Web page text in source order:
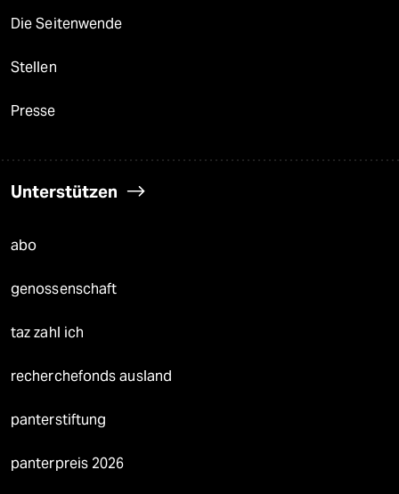
Die Seitenwende
Stellen
Presse
Unterstützen
abo
genossenschaft
taz zahl ich
recherchefonds ausland
panterstiftung
panterpreis 2026